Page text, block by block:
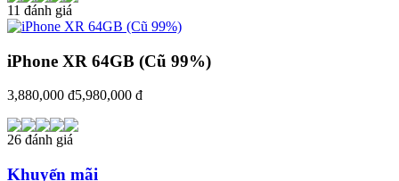
11 đánh giá
iPhone XR 64GB (Cũ 99%)
3,880,000 đ5,980,000 đ
26 đánh giá
Khuyến mãi